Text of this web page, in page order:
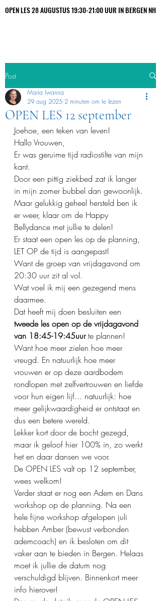
OPEN LES 28 AUGUSTUS 19:30-21:00 UUR IN BERGEN NH
OPEN LES 28 AUGUSTUS 19:30-21:00 UUR IN BERGEN NH
Post
OPEN LES 12 september
Maria Iwanna
29 aug 2025 2 minuten om te lezen
Joehoe, een teken van leven!
Hallo Vrouwen,
Er was geruime tijd radiostilte van mijn
kant.
Door een pittig ziekbed zat ik langer
in mijn zomer bubbel dan gewoonlijk.
Maar gelukkig geheel hersteld ben ik
er weer, klaar om de Happy
Bellydance met jullie te delen!
Er staat een open les op de planning,
LET OP de tijd is aangepast!
Want de groep van vrijdagavond om
20:30 uur zit al vol.
Wat voel ik mij een gezegend mens
daarmee.
Dat heeft mij doen besluiten een
tweede les open op de vrijdagavond
van 18:45-19:45uur te plannen!
Want hoe meer zielen hoe meer
vreugd. En natuurlijk hoe meer
vrouwen er op deze aardbodem
rondlopen met zelfvertrouwen en liefde
voor hun eigen lijf... natuurlijk: hoe
meer gelijkwaardigheid er ontstaat en
dus een betere wereld.
Lekker kort door de bocht gezegd,
maar ik geloof hier 100% in, zo werkt
het en daar dansen we voor.
De OPEN LES valt op 12 september,
wees welkom!
Verder staat er nog een Adem en Dans
workshop op de planning. Na een
hele fijne workshop afgelopen juli
hebben Amber (bewust verbonden
ademcoach) en ik besloten om dit
vaker aan te bieden in Bergen. Helaas
moet ik jullie de datum nog
verschuldigd blijven. Binnenkort meer
info hierover!